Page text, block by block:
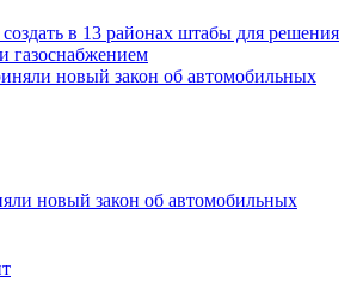
в 13 районах штабы для решения
газоснабжением
новый закон об автомобильных